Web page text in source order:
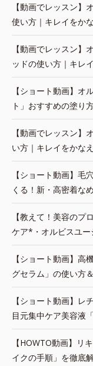
【動画でレッスン】
使い方｜キレイをか
【動画でレッスン
ッドの使い方｜キレ
【ショート動画】オ
ト」おすすめの塗り
【動画でレッスン】
い方｜キレイをかな
【ショート動画】毛
くる！新・高密着な
【教えて！美容のプ
ケア*・オルビスユー
【ショート動画】高
グセラム」の使い方
【ショート動画】レ
目元集中ケア美容液
【HOWTO動画】リ
イクの手順」を徹底